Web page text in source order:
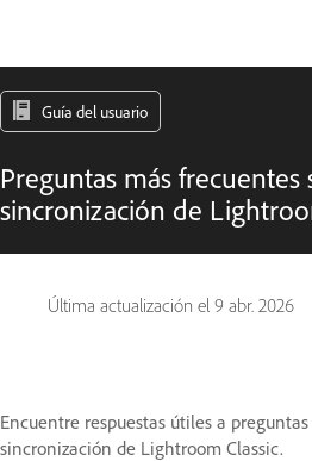
Guía del usuario
Preguntas más frecuentes
sincronización de
Última actualización el 9 abr. 2026
Encuentre respuestas útiles a
sincronización de Lightroom Classic.